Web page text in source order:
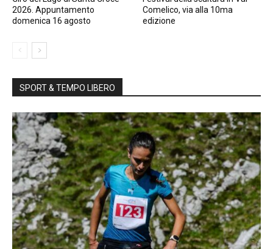
2026. Appuntamento
domenica 16 agosto
Comelico, via alla 10ma
edizione
SPORT & TEMPO LIBERO